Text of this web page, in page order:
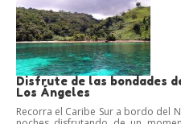
Disfrute de las bondades
Los Ángeles
Recorra el Caribe Sur a bordo del